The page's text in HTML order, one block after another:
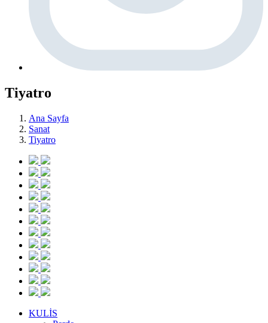
Tiyatro
Ana Sayfa
Sanat
Tiyatro
KULİS